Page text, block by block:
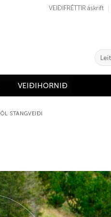
VEIÐIFRÉTTIR áskrift
Search
for:
VEIÐIHORNIÐ
STANGVEIÐI